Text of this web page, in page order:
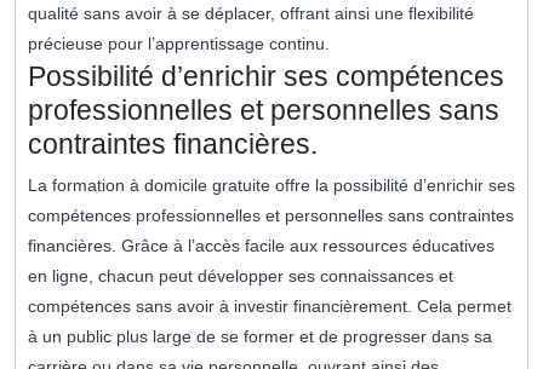
qualité sans avoir à se déplacer, offrant ainsi une flexibilité
précieuse pour l’apprentissage continu.
Possibilité d’enrichir ses compétences
professionnelles et personnelles sans
contraintes financières.
La formation à domicile gratuite offre la possibilité d’enrichir ses
compétences professionnelles et personnelles sans contraintes
financières. Grâce à l’accès facile aux ressources éducatives
en ligne, chacun peut développer ses connaissances et
compétences sans avoir à investir financièrement. Cela permet
à un public plus large de se former et de progresser dans sa